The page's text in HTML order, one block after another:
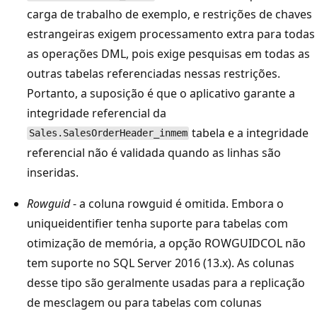
carga de trabalho de exemplo, e restrições de chaves
estrangeiras exigem processamento extra para todas
as operações DML, pois exige pesquisas em todas as
outras tabelas referenciadas nessas restrições.
Portanto, a suposição é que o aplicativo garante a
integridade referencial da
Sales.SalesOrderHeader_inmem tabela e a integridade
referencial não é validada quando as linhas são
inseridas.
Rowguid- a coluna rowguid é omitida. Embora o
uniqueidentifier tenha suporte para tabelas com
otimização de memória, a opção ROWGUIDCOL não
tem suporte no SQL Server 2016 (13.x). As colunas
desse tipo são geralmente usadas para a replicação
de mesclagem ou para tabelas com colunas